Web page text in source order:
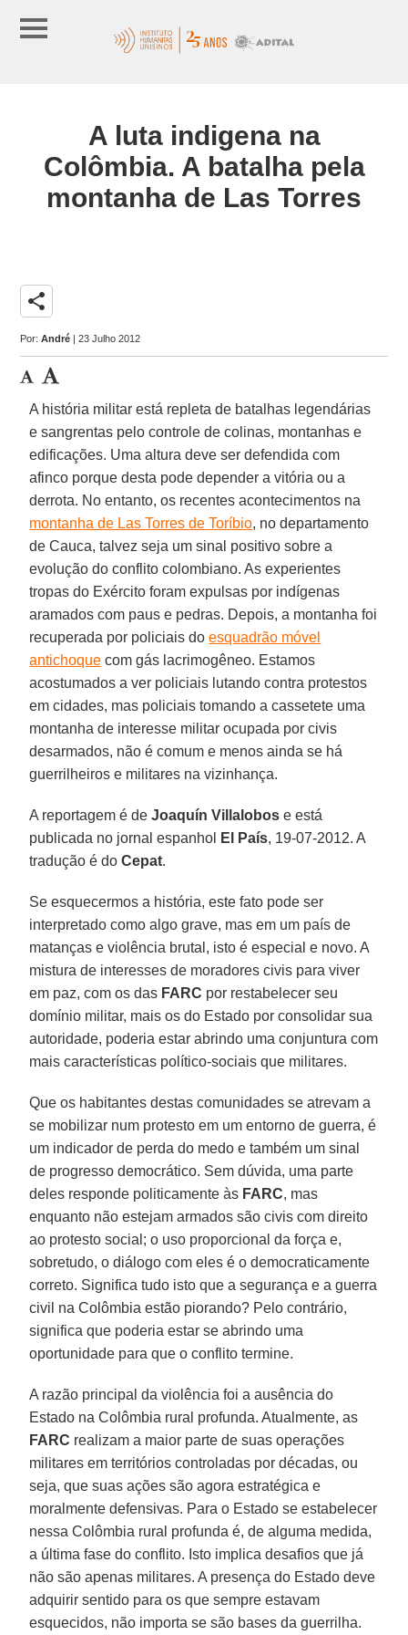
A luta indigena na
Colômbia. A batalha pela
montanha de Las Torres
share
Por:André | 23 Julho 2012
A história militar está repleta de batalhas legendárias
e sangrentas pelo controle de colinas, montanhas e
edificações. Uma altura deve ser defendida com
afinco porque desta pode depender a vitória ou a
derrota. No entanto, os recentes acontecimentos na
montanha de Las Torres de Toríbio, no departamento
de Cauca, talvez seja um sinal positivo sobre a
evolução do conflito colombiano. As experientes
tropas do Exército foram expulsas por indígenas
aramados com paus e pedras. Depois, a montanha foi
recuperada por policiais doesquadrão móvel
antichoque com gás lacrimogêneo. Estamos
acostumados a ver policiais lutando contra protestos
em cidades, mas policiais tomando a cassetete uma
montanha de interesse militar ocupada por civis
desarmados, não é comum e menos ainda se há
guerrilheiros e militares na vizinhança.
A reportagem é deJoaquín Villalobos e está
publicada no jornal espanhol
El País, 19-07-2012. A
tradução é doCepat.
Se esquecermos a história, este fato pode ser
interpretado como algo grave, mas em um país de
matanças e violência brutal, isto é especial e novo. A
mistura de interesses de moradores civis para viver
em paz, com os das FARC por restabelecer seu
domínio militar, mais os do Estado por consolidar sua
autoridade, poderia estar abrindo uma conjuntura com
mais características político-sociais que militares.
Que os habitantes destas comunidades se atrevam a
se mobilizar num protesto em um entorno de guerra, é
um indicador de perda do medo e também um sinal
de progresso democrático. Sem dúvida, uma parte
deles responde politicamente às FARC, mas
enquanto não estejam armados são civis com direito
ao protesto social; o uso proporcional da força e,
sobretudo, o diálogo com eles é o democraticamente
correto. Significa tudo isto que a segurança e a guerra
civil na Colômbia estão piorando? Pelo contrário,
significa que poderia estar se abrindo uma
oportunidade para que o conflito termine.
A razão principal da violência foi a ausência do
Estado na Colômbia rural profunda. Atualmente, as
FARC realizam a maior parte de suas operações
militares em territórios controladas por décadas, ou
seja, que suas ações são agora estratégica e
moralmente defensivas. Para o Estado se estabelecer
nessa Colômbia rural profunda é, de alguma medida,
a última fase do conflito. Isto implica desafios que já
não são apenas militares. A presença do Estado deve
adquirir sentido para os que sempre estavam
esquecidos, não importa se são bases da guerrilha.